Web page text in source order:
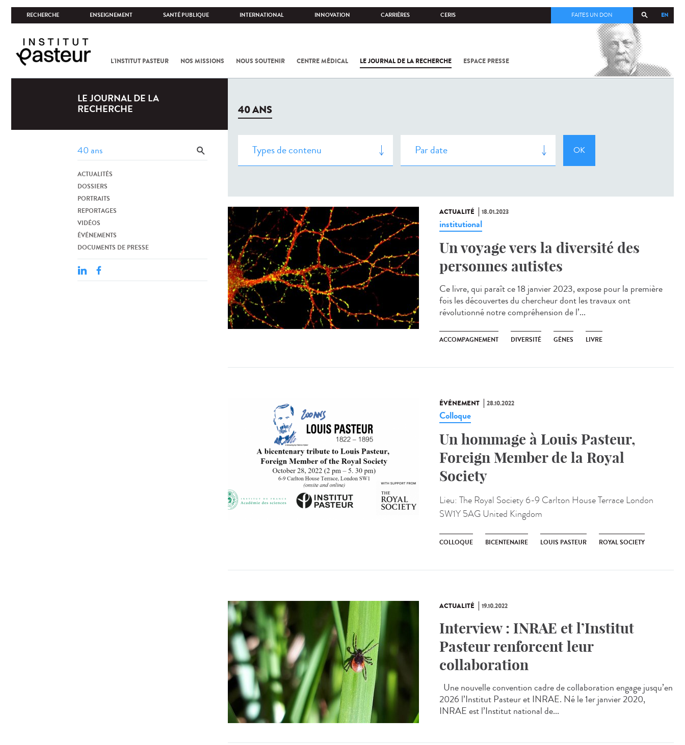
RECHERCHE ENSEIGNEMENT SANTÉ PUBLIQUE INTERNATIONAL INNOVATION CARRIÈRES CERIS EN
FAITES UN DON
L'INSTITUT PASTEUR NOS MISSIONS NOUS SOUTENIR CENTRE MÉDICAL LE JOURNAL DE LA RECHERCHE ESPACE PRESSE
COV-2 /
LE JOURNAL DE LA
RECHERCHE
ACTUALITÉS
DOSSIERS
PORTRAITS
REPORTAGES
VIDÉOS
ÉVÉNEMENTS
DOCUMENTS DE PRESSE
40 ANS
ACTUALITÉ 18.01.2023
institutional
Un voyage vers la diversité des
personnes autistes
Ce livre, qui paraît ce 18 janvier 2023, expose pour la première
fois les découvertes du chercheur dont les travaux ont
révolutionné notre compréhension de l’...
ACCOMPAGNEMENT DIVERSITÉ GÈNES LIVRE
ÉVÉNEMENT 28.10.2022
Colloque
Un hommage à Louis Pasteur,
Foreign Member de la Royal
Society
Lieu: The Royal Society 6-9 Carlton House Terrace London
SW1Y 5AG United Kingdom
COLLOQUE BICENTENAIRE LOUIS PASTEUR ROYAL SOCIETY
ACTUALITÉ 19.10.2022
Interview : INRAE et l’Institut
Pasteur renforcent leur
collaboration
Une nouvelle convention cadre de collaboration engage jusqu’en
2026 l’Institut Pasteur et INRAE. Né le 1er janvier 2020,
INRAE est l’Institut national de...